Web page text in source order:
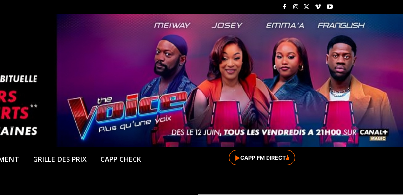
GRILLE DES PRIX CAPP CHECK ▶CAPP FM DIRECT